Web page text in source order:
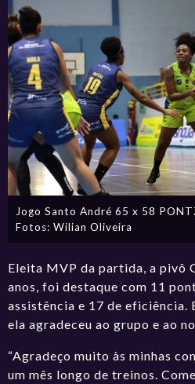
Jogo Santo André 65 x 58
Fotos: Wilian Oliveira
Eleita MVP da partida, a pivô
anos, foi destaque com 11
assistência e 17 de eficiência.
ela agradeceu ao grupo e ao
“Agradeço muito às minhas
um mês longo de treinos.